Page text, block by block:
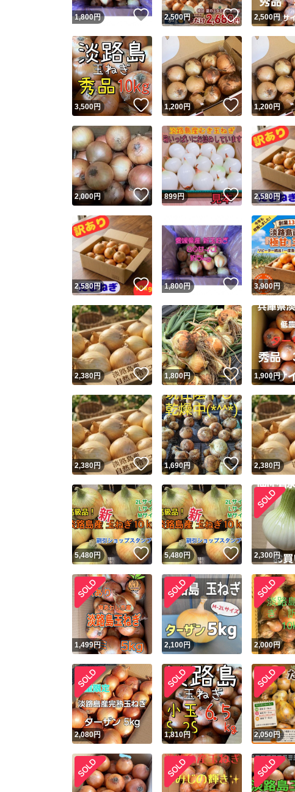
他フリマ
スピード&安
※このバッジは実
スピード
スピード
安心発送
1,800円 いいね！
2,500円 いいね！
2,500円
3,500円 いいね！
1,200円 いいね！
1,200円
2,000円 いいね！
899円 いいね！
2,580円
2,580円 いいね！
1,800円 いいね！
3,900円
2,380円 いいね！
1,800円 いいね！
1,900円
2,380円 いいね！
1,690円 いいね！
2,380円
5,480円 いいね！
5,480円 いいね！
2,300円
1,499円 2,100円 2,000円
2,080円 1,810円 2,050円